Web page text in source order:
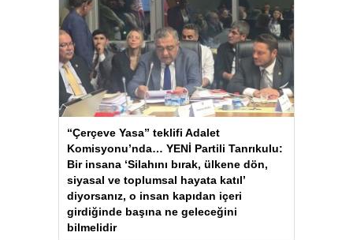
“Çerçeve Yasa” teklifi Adalet
Komisyonu’nda… YENİ Partili Tanrıkulu:
Bir insana ‘Silahını bırak, ülkene dön,
siyasal ve toplumsal hayata katıl’
diyorsanız, o insan kapıdan içeri
girdiğinde başına ne geleceğini
bilmelidir